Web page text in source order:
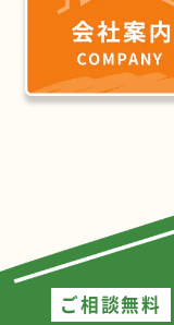
ご相談無料